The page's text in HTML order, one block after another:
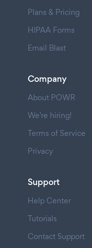
Plans & Pricing
HIPAA Forms
Email Blast
Company
About POWR
We're hiring!
Terms of Service
Privacy
Support
Help Center
Tutorials
Contact Support